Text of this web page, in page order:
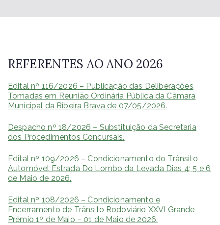
REFERENTES AO ANO 2026
Edital nº 116/2026 – Publicação das Deliberações
Tomadas em Reunião Ordinária Pública da Câmara
Municipal da Ribeira Brava de 07/05/2026.
Despacho nº 18/2026 – Substituição da Secretaria
dos Procedimentos Concursais.
Edital nº 109/2026 – Condicionamento do Trânsito
Automóvel Estrada Do Lombo da Levada Dias 4; 5 e 6
de Maio de 2026.
Edital nº 108/2026 – Condicionamento e
Encerramento de Trânsito Rodoviário XXVI Grande
Prémio 1º de Maio – 01 de Maio de 2026.